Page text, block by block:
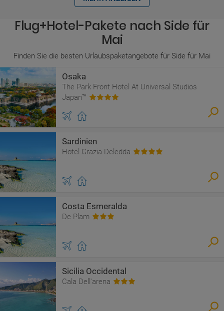
Flug+Hotel-Pakete nach Side für
Mai
Finden Sie die besten Urlaubspaketangebote für Side für Mai
Osaka
The Park Front Hotel At Universal Studios
Japan™
Sardinien
Hotel Grazia Deledda
Costa Esmeralda
De Plam
Sicilia Occidental
Cala Dell'arena